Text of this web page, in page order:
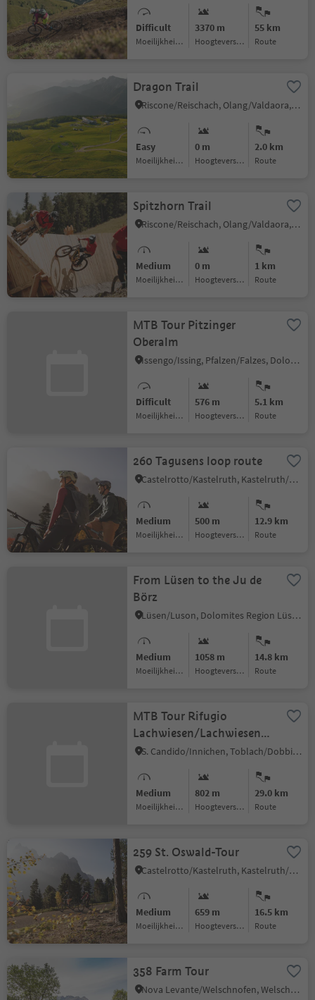
Difficult
Moeilijkheidsgraad
3370 m
Hoogteverschil
55 km
Route
Dragon Trail
Riscone/Reischach, Olang/Valdaora, Dolomites Region Kronplatz/Plan de Corones
Easy
Moeilijkheidsgraad
0 m
Hoogteverschil
2.0 km
Route
Spitzhorn Trail
Riscone/Reischach, Olang/Valdaora, Dolomites Region Kronplatz/Plan de Corones
Medium
Moeilijkheidsgraad
0 m
Hoogteverschil
1 km
Route
MTB Tour Pitzinger
Oberalm
Issengo/Issing, Pfalzen/Falzes, Dolomites Region Kronplatz/Plan de Corones
Difficult
Moeilijkheidsgraad
576 m
Hoogteverschil
5.1 km
Route
260 Tagusens loop route
Castelrotto/Kastelruth, Kastelruth/Castelrotto, Dolomites Region Seiser Alm
Medium
Moeilijkheidsgraad
500 m
Hoogteverschil
12.9 km
Route
From Lüsen to the Ju de
Börz
Lüsen/Luson, Dolomites Region Lüsen Villnöss
Medium
Moeilijkheidsgraad
1058 m
Hoogteverschil
14.8 km
Route
MTB Tour Rifugio
Lachwiesen/Lachwiesenhütte
- Monte Versciaco/
S. Candido/Innichen, Toblach/Dobbiaco, Dolomites Region 3 Zinnen
Medium
Moeilijkheidsgraad
802 m
Hoogteverschil
29.0 km
Route
259 St. Oswald-Tour
Castelrotto/Kastelruth, Kastelruth/Castelrotto, Dolomites Region Seiser Alm
Medium
Moeilijkheidsgraad
659 m
Hoogteverschil
16.5 km
Route
358 Farm Tour
Nova Levante/Welschnofen, Welschnofen/Nova Levante, Dolomites Region Eggental